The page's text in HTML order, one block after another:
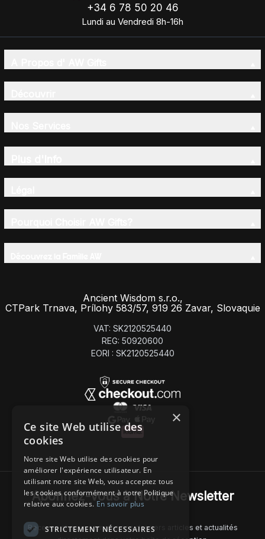
+34 6 78 50 20 46
Lundi au Vendredi 8h-16h
Ancient Wisdom s.r.o.,
CTPark Trnava, Prílohy 583/57, 919 26 Zavar, Slovaquie
VAT: SK2120525440
REG: 50920600
EORI : SK2120525440
Abonnez-Vous à Notre Newsletter
Recevez chaque semaine nos derniers articles et actualités
×
Ce site Web utilise des
cookies
Notre site Web utilise des cookies pour
améliorer l'expérience utilisateur. En
utilisant notre site Web, vous acceptez tous
les cookies conformément à notre Politique
relative aux cookies.En savoir plus
STRICTEMENT NÉCESSAIRES